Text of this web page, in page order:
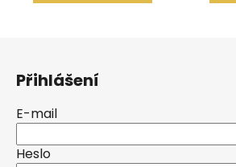
Přihlášení
E-mail
Heslo